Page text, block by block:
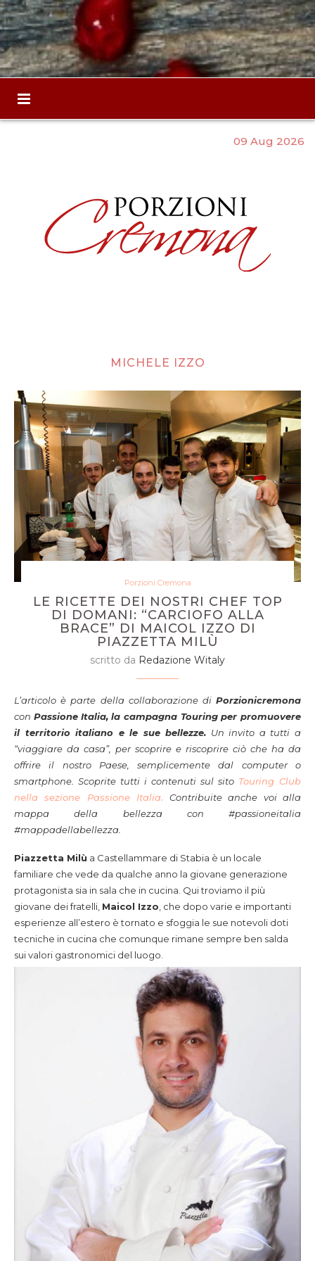
09 Aug 2026
MICHELE IZZO
Porzioni Cremona
LE RICETTE DEI NOSTRI CHEF TOP
DI DOMANI: “CARCIOFO ALLA
BRACE” DI MAICOL IZZO DI
PIAZZETTA MILÙ
scritto da Redazione Witaly
L’articolo è parte della collaborazione diPorzionicremona
con Passione Italia, la campagna Touring per promuovere
il territorio italiano e le sue bellezze. Un invito a tutti a
“viaggiare da casa”, per scoprire e riscoprire ciò che ha da
offrire il nostro Paese, semplicemente dal computer o
smartphone. Scoprite tutti i contenuti sul sito Touring Club
nella sezione Passione Italia. Contribuite anche voi alla
mappa della bellezza con #passioneitalia
#mappadellabellezza.
Piazzetta Milù a Castellammare di Stabia è un locale
familiare che vede da qualche anno la giovane generazione
protagonista sia in sala che in cucina. Qui troviamo il più
giovane dei fratelli, Maicol Izzo , che dopo varie e importanti
esperienze all’estero è tornato e sfoggia le sue notevoli doti
tecniche in cucina che comunque rimane sempre ben salda
sui valori gastronomici del luogo.